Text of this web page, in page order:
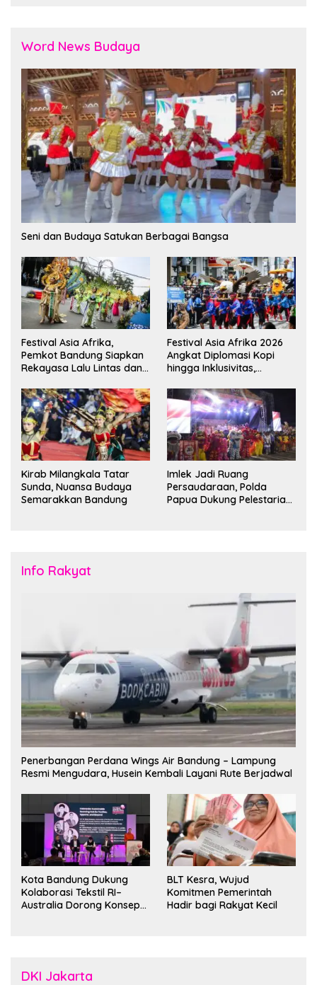
Word News Budaya
Seni dan Budaya Satukan Berbagai Bangsa
Festival Asia Afrika,
Pemkot Bandung Siapkan
Rekayasa Lalu Lintas dan
Festival Asia Afrika 2026
Angkat Diplomasi Kopi
hingga Inklusivitas,
Duta Besar
Kirab Milangkala Tatar
Sunda, Nuansa Budaya
Semarakkan Bandung
Imlek Jadi Ruang
Persaudaraan, Polda
Papua Dukung Pelestarian
Info Rakyat
Penerbangan Perdana Wings Air Bandung – Lampung
Resmi Mengudara, Husein Kembali Layani Rute Berjadwal
Kota Bandung Dukung
Kolaborasi Tekstil RI–
Australia Dorong Konsep
BLT Kesra, Wujud
Komitmen Pemerintah
Hadir bagi Rakyat Kecil
DKI Jakarta